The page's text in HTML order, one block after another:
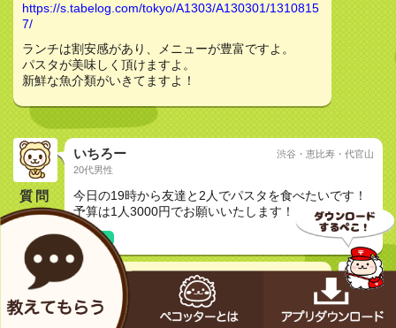
https://s.tabelog.com/tokyo/A1303/A130301/1310815
7/
ランチは割安感があり、メニューが豊富ですよ。
パスタが美味しく頂けますよ。
新鮮な魚介類がいきてますよ！
質問
いちろー
20代男性
渋谷・恵比寿・代官山
今日の19時から友達と2人でパスタを食べたいです！
予算は1人3000円でお願いいたします！
友達と
tmp_user
トラットリア ディペッシェ パッパーレ イタリア
（TRATTORIA di PESCE PAPPARE Italia） - 渋谷/イ